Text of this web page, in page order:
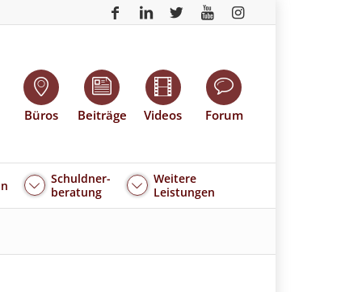
Büros Beiträge Videos Forum
Schuldner-
beratung
Weitere
Leistungen